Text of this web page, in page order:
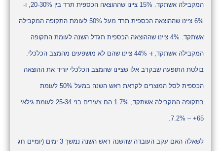
המקבילה אשתקד. 15% ציינו שההוצאה הכספית תרד בין 20-30%, ו-
6% ציינו שההוצאה הכספית תרד מעל 50% לעומת התקופה המקבילה
אשתקד. 4% ציינו שההוצאה הכספית תגדל השנה לעומת התקופה
המקבילה אשתקד, ו- 44% ציינו שהם לא מושפעים מהמצב הכלכלי.
בולטת התופעה שבקרב אלו שציינו שהמצב הכלכלי יוריד את ההוצאה
הכספית לסל המוצרים לקראת ראש השנה במעל 50% לעומת
בתקופה המקבילה אשתקד, 1.7% הם צעירים בני 25-34 לעומת גילאי
65+ – 7.2%.
לשאלה האם עקב העובדה שהשנה ראש השנה נמשך 3 ימים (יומיים חג